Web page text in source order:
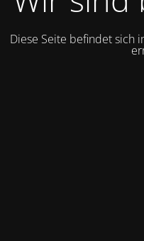
Diese Seite befindet sich